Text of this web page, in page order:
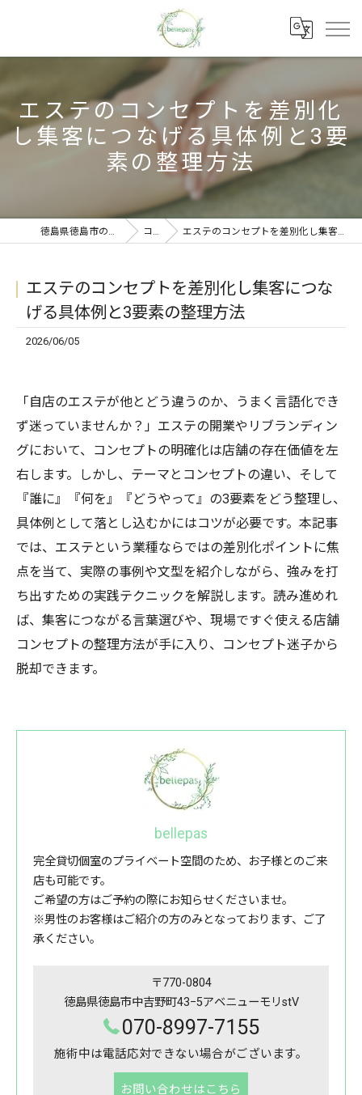
エステのコンセプトを差別化
し集客につなげる具体例と3要
素の整理方法
徳島県徳島市のエステならbellepas コラム エステのコンセプトを差別化し集客につなげる具体例と3要素の整理方法
エステのコンセプトを差別化し集客につな
げる具体例と3要素の整理方法
2026/06/05
「自店のエステが他とどう違うのか、うまく言語化でき
ず迷っていませんか？」エステの開業やリブランディン
グにおいて、コンセプトの明確化は店舗の存在価値を左
右します。しかし、テーマとコンセプトの違い、そして
『誰に』『何を』『どうやって』の3要素をどう整理し、
具体例として落とし込むかにはコツが必要です。本記事
では、エステという業種ならではの差別化ポイントに焦
点を当て、実際の事例や文型を紹介しながら、強みを打
ち出すための実践テクニックを解説します。読み進めれ
ば、集客につながる言葉選びや、現場ですぐ使える店舗
コンセプトの整理方法が手に入り、コンセプト迷子から
脱却できます。
bellepas
完全貸切個室のプライベート空間のため、お子様とのご来
店も可能です。
ご希望の方はご予約の際にお知らせくださいませ。
※男性のお客様はご紹介の方のみとなっております、ご了
承ください。
〒770-0804
徳島県徳島市中吉野町43−5アベニューモリstV
070-8997-7155
施術中は電話応対できない場合がございます。
お問い合わせはこちら